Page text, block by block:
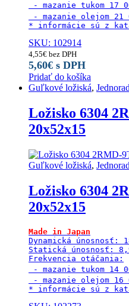
- mazanie tukom 17
- mazanie olejom 21
* informácie sú z
SKU: 102914
4,55€ bez DPH
5,60€ s DPH
Pridať do košíka
Guľkové ložiská,
Ložisko 6304
20x52x15
Guľkové ložiská,
Ložisko 6304
20x52x15
Made in Japan
Dynamická únosnosť:
Statická únosnosť:
Frekvencia otáčania:
- mazanie tukom 14
- mazanie olejom 16
* informácie sú z